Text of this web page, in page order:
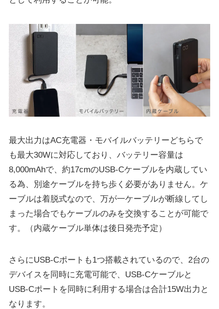
最大出力はAC充電器・モバイルバッテリーどちらで
も最大30Wに対応しており、バッテリー容量は
8,000mAhで、約17cmのUSB-Cケーブルを内蔵してい
る為、別途ケーブルを持ち歩く必要がありません。ケ
ーブルは着脱式なので、万が一ケーブルが断線してし
まった場合でもケーブルのみを交換することが可能で
す。（内蔵ケーブル単体は後日発売予定）
さらにUSB-Cポートも1つ搭載されているので、2台の
デバイスを同時に充電可能で、USB-Cケーブルと
USB-Cポートを同時に利用する場合は合計15W出力と
なります。